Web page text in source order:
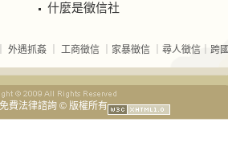
什麼是徵信社
外遇抓姦 工商徵信 家暴徵信 尋人徵信 跨
費法律諮詢 © 版權所有